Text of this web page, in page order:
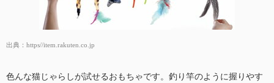
出典： https//item.rakuten.co.jp
色んな猫じゃらしが試せるおもちゃです。釣り竿のように握りやす